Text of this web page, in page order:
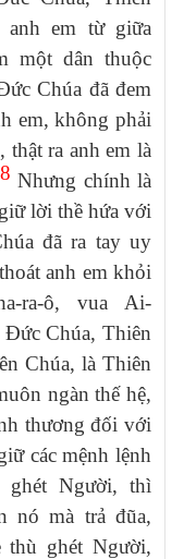
anh em từ giữa
một dân thuộc
Chúa đã đem
em, không phải
ra anh em là
8 Nhưng chính là
lời thề hứa với
đã ra tay uy
anh em khỏi
ra-ô, vua Ai-
Chúa, Thiên
Chúa, là Thiên
ngàn thế hệ,
thương đối với
các mệnh lệnh
Người, thì
nó mà trả đũa,
ghét Người,